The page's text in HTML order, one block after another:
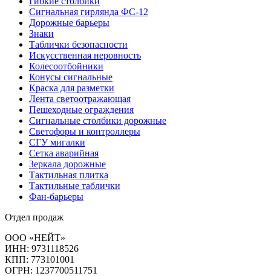
Сигнальная гирлянда ФС-12
Дорожные барьеры
Знаки
Таблички безопасности
Искусственная неровность
Колесоотбойники
Конусы сигнальные
Краска для разметки
Лента светоотражающая
Пешеходные ограждения
Сигнальные столбики дорожные
Светофоры и контроллеры
СГУ мигалки
Cетка аварийная
Зеркала дорожные
Тактильная плитка
Тактильные таблички
Фан-барьеры
Отдел продаж
ООО «НЕЙТ»
ИНН: 9731118526
КПП: 773101001
ОГРН: 1237700511751